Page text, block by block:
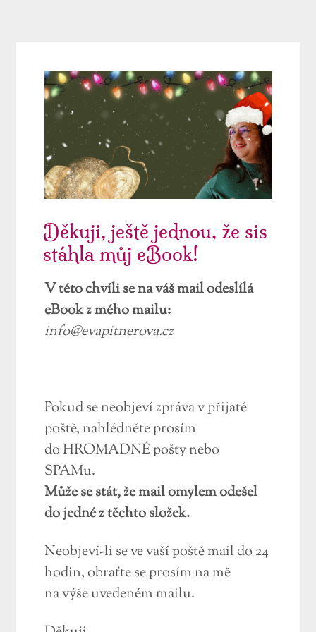
Děkuji, ještě jednou, že sis
stáhla můj eBook!
V této chvíli se na váš mail odeslílá
eBook z mého mailu:
info@evapitnerova.cz
Pokud se neobjeví zpráva v přijaté
poště, nahlédněte prosím
do HROMADNÉ pošty nebo
SPAMu.
Může se stát, že mail omylem odešel
do jedné z těchto složek.
Neobjeví-li se ve vaší poště mail do 24
hodin, obraťte se prosím na mě
na výše uvedeném mailu.